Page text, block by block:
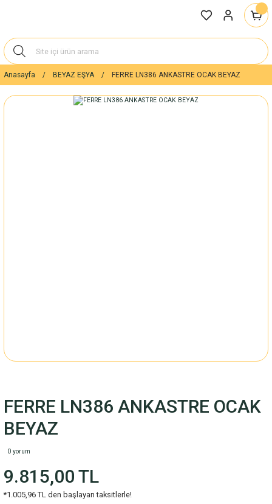
Anasayfa BEYAZ EŞYA FERRE LN386 ANKASTRE OCAK BEYAZ
FERRE LN386 ANKASTRE OCAK
BEYAZ
0 yorum
9.815,00 TL
*1.005,96 TL den başlayan taksitlerle!